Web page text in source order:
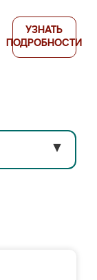
УЗНАТЬ
ПОДРОБНОСТИ
▼